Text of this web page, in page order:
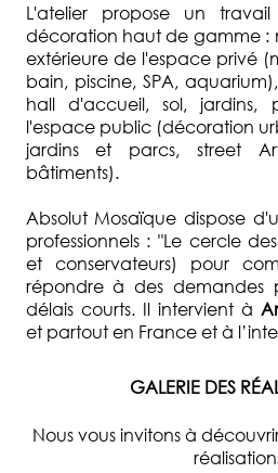
L'atelier propose un
décoration haut de gamme :
extérieure de l'espace privé
bain, piscine, SPA,
hall d'accueil, sol, jardins,
l'espace public (décoration
jardins et parcs, street
bâtiments).
Absolut Mosaïque dispose
professionnels : "Le cercle
et conservateurs) pour
répondre à des demandes
délais courts. Il intervient à
et partout en France et à
GALERIE DES
Nous vous invitons à